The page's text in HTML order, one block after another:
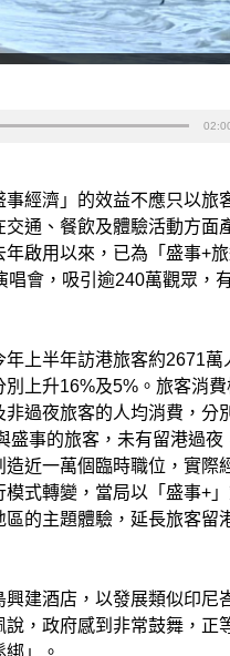
經濟」的效益不應只以旅
通、餐飲及體驗活動方面
啟用以來，已為「盛事+
會，吸引逾240萬觀眾，
上半年訪港旅客約2671萬
上升16%及5%。旅客消
過夜旅客的人均消費，分
盛事的旅客，未有留港過夜
近一萬個臨時職位，實際
式轉變，當局以「盛事+
的主題體驗，延長旅客留
建酒店，以發展類似印尼
，政府感到非常鼓舞，正
」。